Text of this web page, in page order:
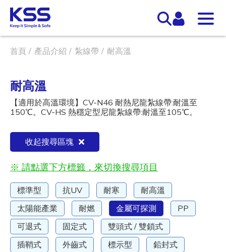
首頁 產品介紹 紮線帶 耐高溫
耐高溫
【適用於高溫環境】CV-N46 耐熱尼龍紮線帶:耐溫至
150℃。CV-HS 熱穩定型尼龍紮線帶:耐溫至105℃。
收起搜尋區塊
※ 請點選下方標籤，來切換搜尋項目
標準型 抗UV 耐寒
耐高溫
太陽能產業
耐燃 金屬可探測
PP
可退式
固定式
雙頭式 / 雙鎖式
插鞘式
外齒式 標示型
鉛封式